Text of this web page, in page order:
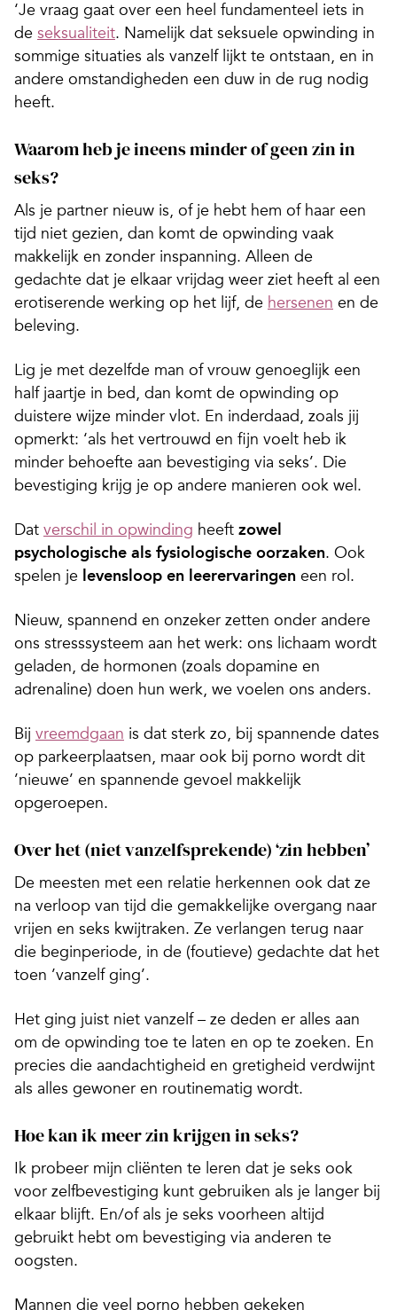
‘Je vraag gaat over een heel fundamenteel iets in
de seksualiteit. Namelijk dat seksuele opwinding in
sommige situaties als vanzelf lijkt te ontstaan, en in
andere omstandigheden een duw in de rug nodig
heeft.
Waarom heb je ineens minder of geen zin in
seks?
Als je partner nieuw is, of je hebt hem of haar een
tijd niet gezien, dan komt de opwinding vaak
makkelijk en zonder inspanning. Alleen de
gedachte dat je elkaar vrijdag weer ziet heeft al een
erotiserende werking op het lijf, de hersenen en de
beleving.
Lig je met dezelfde man of vrouw genoeglijk een
half jaartje in bed, dan komt de opwinding op
duistere wijze minder vlot. En inderdaad, zoals jij
opmerkt: ‘als het vertrouwd en fijn voelt heb ik
minder behoefte aan bevestiging via seks’. Die
bevestiging krijg je op andere manieren ook wel.
Dat verschil in opwinding heeft zowel
psychologische als fysiologische oorzaken. Ook
spelen je levensloop en leerervaringen een rol.
Nieuw, spannend en onzeker zetten onder andere
ons stresssysteem aan het werk: ons lichaam wordt
geladen, de hormonen (zoals dopamine en
adrenaline) doen hun werk, we voelen ons anders.
Bij vreemdgaan is dat sterk zo, bij spannende dates
op parkeerplaatsen, maar ook bij porno wordt dit
’nieuwe’ en spannende gevoel makkelijk
opgeroepen.
Over het (niet vanzelfsprekende) ‘zin hebben’
De meesten met een relatie herkennen ook dat ze
na verloop van tijd die gemakkelijke overgang naar
vrijen en seks kwijtraken. Ze verlangen terug naar
die beginperiode, in de (foutieve) gedachte dat het
toen ’vanzelf ging’.
Het ging juist niet vanzelf – ze deden er alles aan
om de opwinding toe te laten en op te zoeken. En
precies die aandachtigheid en gretigheid verdwijnt
als alles gewoner en routinematig wordt.
Hoe kan ik meer zin krijgen in seks?
Ik probeer mijn cliënten te leren dat je seks ook
voor zelfbevestiging kunt gebruiken als je langer bij
elkaar blijft. En/of als je seks voorheen altijd
gebruikt hebt om bevestiging via anderen te
oogsten.
Mannen die veel porno hebben gekeken